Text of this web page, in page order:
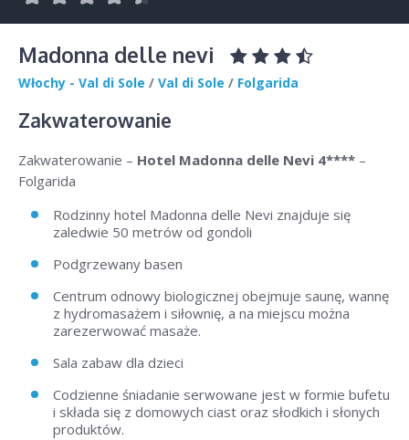
Madonna delle nevi
Włochy - Val di Sole / Val di Sole / Folgarida
Zakwaterowanie
Zakwaterowanie – Hotel Madonna delle Nevi 4**** –
Folgarida
Rodzinny hotel Madonna delle Nevi znajduje się
zaledwie 50 metrów od gondoli
Podgrzewany basen
Centrum odnowy biologicznej obejmuje saunę, wannę
z hydromasażem i siłownię, a na miejscu można
zarezerwować masaże.
Sala zabaw dla dzieci
Codzienne śniadanie serwowane jest w formie bufetu
i składa się z domowych ciast oraz słodkich i słonych
produktów.